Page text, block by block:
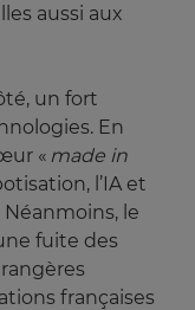
aussi aux
un fort
En
« made in
l’IA et
le
fuite des
françaises